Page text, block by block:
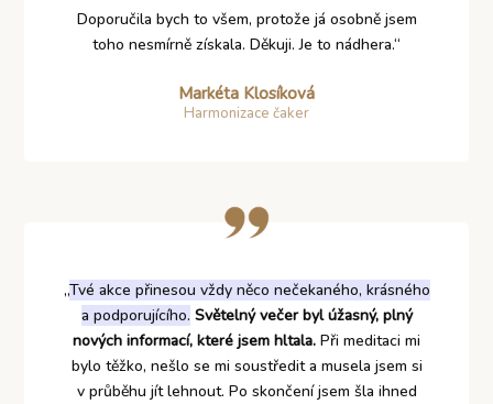
Doporučila bych to všem, protože já osobně jsem
toho nesmírně získala. Děkuji. Je to nádhera.“
Markéta Klosíková
Harmonizace čaker
„Tvé akce přinesou vždy něco nečekaného, krásného
a podporujícího. Světelný večer byl úžasný, plný
nových informací, které jsem hltala. Při meditaci mi
bylo těžko, nešlo se mi soustředit a musela jsem si
v průběhu jít lehnout. Po skončení jsem šla ihned